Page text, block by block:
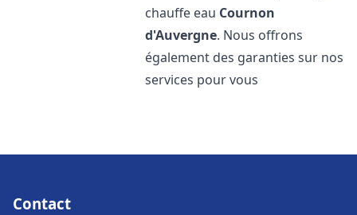
chauffe eau Cournon
d'Auvergne. Nous offrons
également des garanties sur nos
services pour vous
Contact